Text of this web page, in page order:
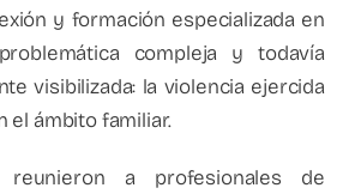
y formación especializada en
compleja y todavía
visibilizada: la violencia ejercida
el ámbito familiar.
reunieron a profesionales de